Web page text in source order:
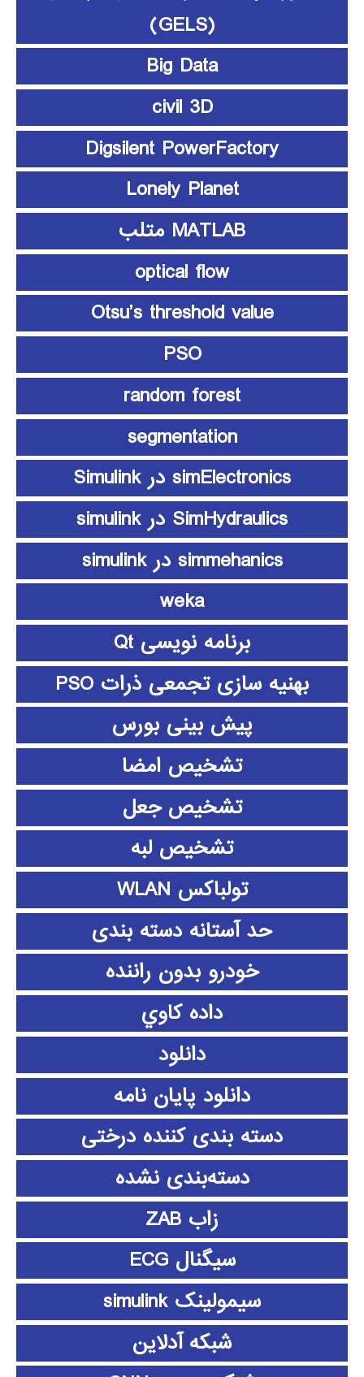
(GELS)
Big Data
civil 3D
Digsilent PowerFactory
Lonely Planet
MATLAB متلب
optical flow
Otsu’s threshold value
PSO
random forest
segmentation
simElectronics در Simulink
SimHydraulics در simulink
simmehanics در simulink
weka
برنامه نویسی Qt
بهنیه سازی تجمعی ذرات PSO
پیش بینی بورس
تشخیص امضا
تشخیص جعل
تشخیص لبه
تولباکس WLAN
حد آستانه دسته بندی
خودرو بدون راننده
داده كاوي
دانلود
دانلود پايان نامه
دسته بندی کننده درختی
دسته‌بندی نشده
زاب ZAB
سیگنال ECG
سیمولینک simulink
شبکه آدلاین